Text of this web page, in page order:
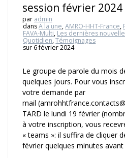
session février 2024
par admin
dansA la une,AMRO-HHT-France,
FAVA-Multi, Les dernières
Quotidien,Témoignages
sur 6 février 2024
Le groupe de parole du mois
quelques jours. Pour vous
votre demande par
mail
TARD le lundi 19 février
à votre inscription, vous
« teams »: il suffira de cliquer
février quelques minutes